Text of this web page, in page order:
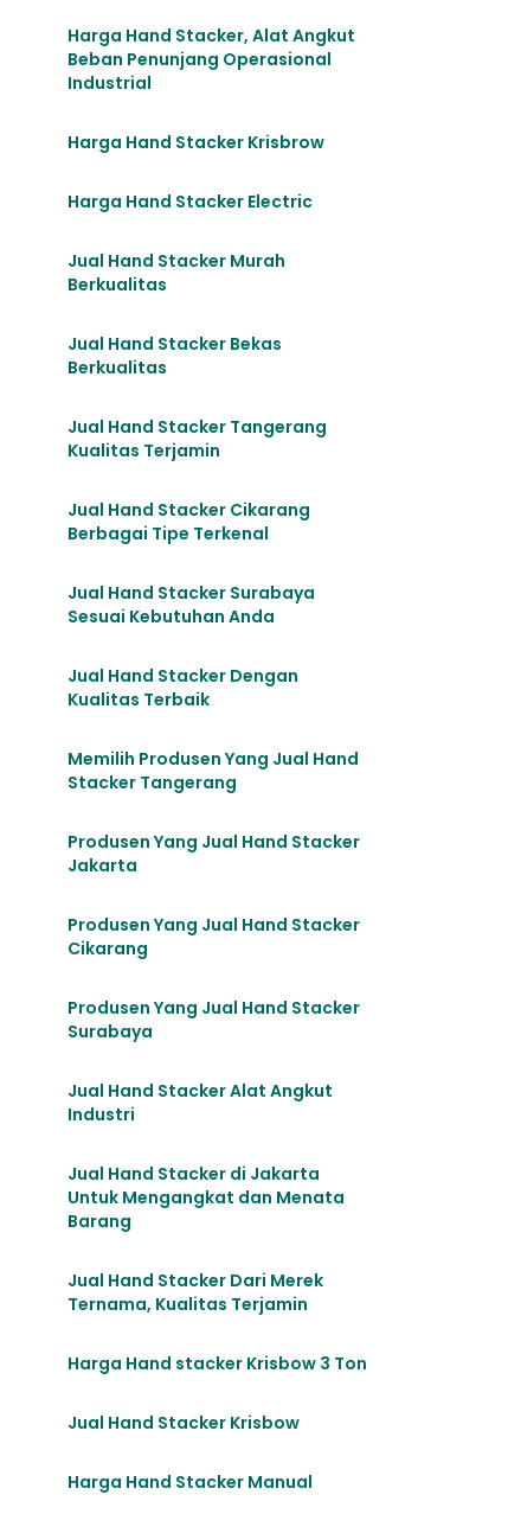
Harga Hand Stacker, Alat Angkut
Beban Penunjang Operasional
Industrial
Harga Hand Stacker Krisbrow
Harga Hand Stacker Electric
Jual Hand Stacker Murah
Berkualitas
Jual Hand Stacker Bekas
Berkualitas
Jual Hand Stacker Tangerang
Kualitas Terjamin
Jual Hand Stacker Cikarang
Berbagai Tipe Terkenal
Jual Hand Stacker Surabaya
Sesuai Kebutuhan Anda
Jual Hand Stacker Dengan
Kualitas Terbaik
Memilih Produsen Yang Jual Hand
Stacker Tangerang
Produsen Yang Jual Hand Stacker
Jakarta
Produsen Yang Jual Hand Stacker
Cikarang
Produsen Yang Jual Hand Stacker
Surabaya
Jual Hand Stacker Alat Angkut
Industri
Jual Hand Stacker di Jakarta
Untuk Mengangkat dan Menata
Barang
Jual Hand Stacker Dari Merek
Ternama, Kualitas Terjamin
Harga Hand stacker Krisbow 3 Ton
Jual Hand Stacker Krisbow
Harga Hand Stacker Manual